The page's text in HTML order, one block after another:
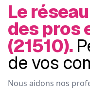
Le
des pros
(21510).
de vos
Nous aidons nos